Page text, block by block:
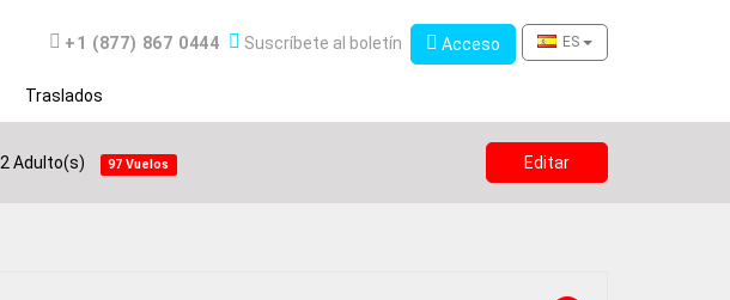
Teléfono
+1 (877) 867 0444 Boletín de novedades
Suscríbete al boletín Acceso
Acceso ES
Traslados
2 Adulto(s) 97 Vuelos Editar